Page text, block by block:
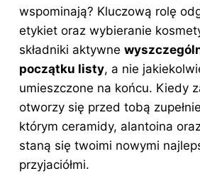
wspominają? Kluczową rolę
etykiet oraz wybieranie
składniki aktywne
początku listy, a nie
umieszczone na końcu. Kiedy
otworzy się przed tobą
którym ceramidy, alantoina
staną się twoimi nowymi
przyjaciółmi.